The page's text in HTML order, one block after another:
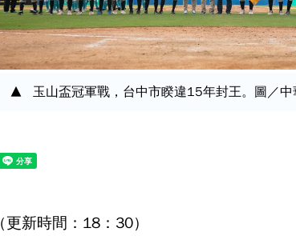
玉山盃冠軍戰，台中市睽違15年封王。圖／
（更新時間：18：30）